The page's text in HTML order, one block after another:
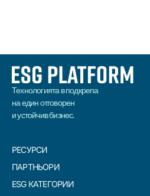
Технологията в подкрепа
на един отговорен
и устойчив бизнес.
РЕСУРСИ
ПАРТНЬОРИ
ESG КАТЕГОРИИ